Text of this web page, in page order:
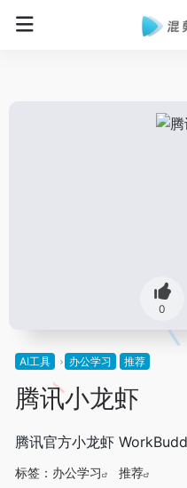
0
AI工具 办公学习 推荐
腾讯小龙虾
腾讯官方小龙虾
标签： 办公学习 推荐